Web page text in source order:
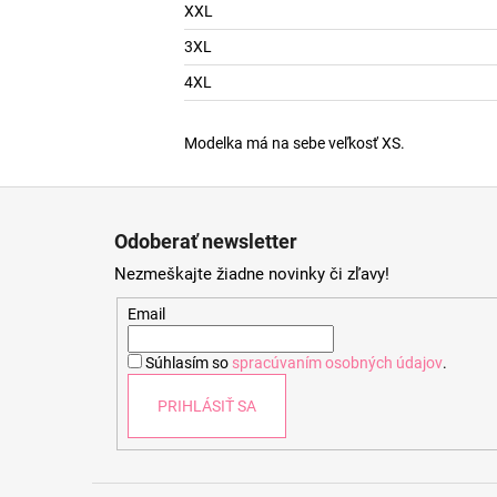
XXL
3XL
4XL
Modelka má na sebe veľkosť XS.
Odoberať newsletter
Nezmeškajte žiadne novinky či zľavy!
Email
Súhlasím so spracúvaním osobných údajov.
PRIHLÁSIŤ SA